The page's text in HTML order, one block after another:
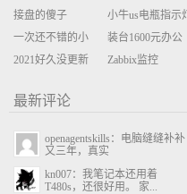
决策变成配置清
单比价
环境
Model Y 2万公里
使用体验
接盘的傻子
小牛us电瓶指示灯
闪三次不上电
一次还不错的小
米售后体验
装台1600元办公
主机
2021好久没更新
Zabbix监控
最新评论
openagentskills：电脑缝缝补补
又三年，真实
kn007：我笔记本还用着
T480s，还很好用。 家...